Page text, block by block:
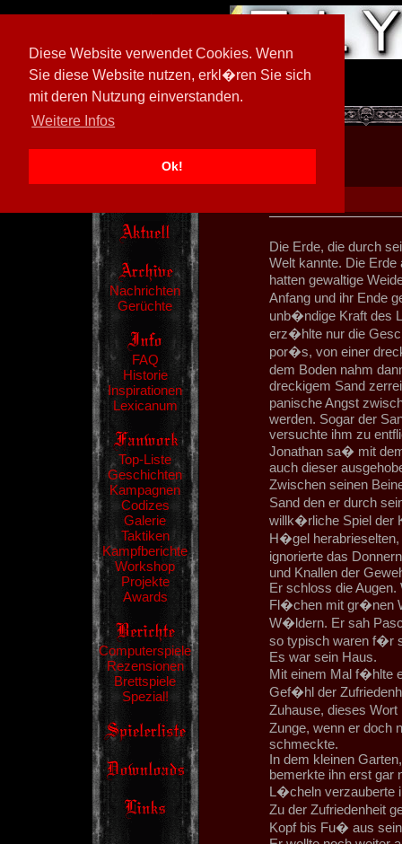
Diese Website verwendet Cookies. Wenn
Sie diese Website nutzen, erkl�ren Sie sich
mit deren Nutzung einverstanden.
Weitere Infos
Ok!
[ 597026/M3]
Nachrichten
Gerüchte
FAQ
Historie
Inspirationen
Lexicanum
Top-Liste
Geschichten
Kampagnen
Codizes
Galerie
Taktiken
Kampfberichte
Workshop
Projekte
Awards
Computerspiele
Rezensionen
Brettspiele
Spezial!
Die Erde, die durch
Welt kannte. Die
hatten gewaltige
Anfang und ihr Ende
unb�ndige Kraft des
erz�hlte nur die
por�s, von einer
dem Boden nahm
dreckigem Sand
panische Angst
werden. Sogar der
versuchte ihm zu
Jonathan sa� mit
auch dieser
Zwischen seinen
Sand den er durch
willk�rliche Spiel der
H�gel herabrieselten,
ignorierte das
und Knallen der
Er schloss die Augen.
Fl�chen mit gr�nen
W�ldern. Er sah
so typisch waren f�r
Es war sein Haus.
Mit einem Mal f�hlte
Gef�hl der
Zuhause, dieses
Zunge, wenn er doch
schmeckte.
In dem kleinen
bemerkte ihn erst gar
L�cheln verzauberte
Zu der Zufriedenheit
Kopf bis Fu� aus